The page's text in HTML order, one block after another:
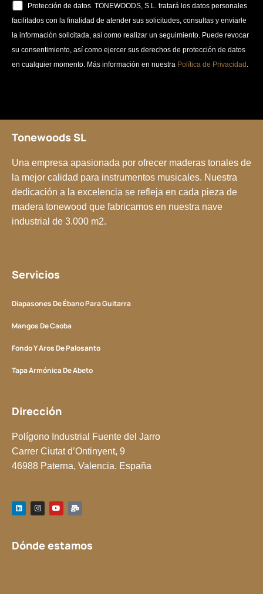
Protección de datos. TONEWOODS, S.L. tratará los datos personales
facilitados con la finalidad de atender sus solicitudes, consultas y enviarle
la información solicitada, así como realizar un seguimiento. Puede revocar
su consentimiento, así como ejercer sus derechos de protección de datos
en cualquier momento. Más información en nuestra Política de Privacidad .
Tonewoods SL
Una empresa apasionada por ofrecer maderas tonales de
la mejor calidad para instrumentos musicales. Nuestra
dedicación a la excelencia se refleja en cada pieza de
madera tonewood que fabricamos en nuestra nave
industrial de 3.000 m2.
Servicios
Diapasones De Ébano Para Guitarra
Mangos De Caoba
Fondo Y Aros De Palosanto
Tapa Armónica De Abeto
Dirección
Polígono Industrial Fuente del Jarro
Carrer Ciutat d’Ontinyent, 9
46988 Paterna, Valencia. España
L
i
n
i
n
I
n
s
r
Y
o
u
e
M
a
i
u
Dónde estamos